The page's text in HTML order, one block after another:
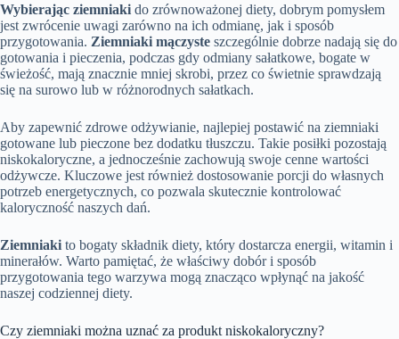
Wybierając ziemniaki do zrównoważonej diety, dobrym pomysłem
jest zwrócenie uwagi zarówno na ich odmianę, jak i sposób
przygotowania. Ziemniaki mączyste szczególnie dobrze nadają się do
gotowania i pieczenia, podczas gdy odmiany sałatkowe, bogate w
świeżość, mają znacznie mniej skrobi, przez co świetnie sprawdzają
się na surowo lub w różnorodnych sałatkach.
Aby zapewnić zdrowe odżywianie, najlepiej postawić na ziemniaki
gotowane lub pieczone bez dodatku tłuszczu. Takie posiłki pozostają
niskokaloryczne, a jednocześnie zachowują swoje cenne wartości
odżywcze. Kluczowe jest również dostosowanie porcji do własnych
potrzeb energetycznych, co pozwala skutecznie kontrolować
kaloryczność naszych dań.
Ziemniaki to bogaty składnik diety, który dostarcza energii, witamin i
minerałów. Warto pamiętać, że właściwy dobór i sposób
przygotowania tego warzywa mogą znacząco wpłynąć na jakość
naszej codziennej diety.
Czy ziemniaki można uznać za produkt niskokaloryczny?